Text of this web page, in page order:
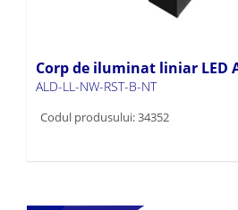
Corp de iluminat liniar LED
ALD-LL-NW-RST-B-NT
Codul produsului: 34352